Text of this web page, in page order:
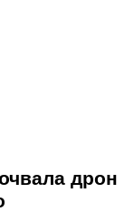
дрон